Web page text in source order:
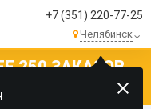
+7 (351) 220-77-25
Челябинск
250 ЗАКАЗОВ